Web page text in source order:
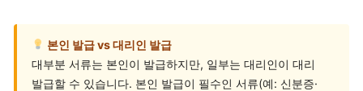
본인 발급 vs 대리인 발급
대부분 서류는 본인이 발급하지만, 일부는 대리인이 대리
발급할 수 있습니다. 본인 발급이 필수인 서류(예: 신분증·